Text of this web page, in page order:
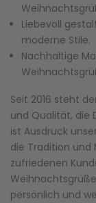
Liebevoll
moderne Stile.
Nachhaltige
Seit 2016 steht
und Qualität, die
ist Ausdruck
die Tradition und
zufriedenen
persönlich und